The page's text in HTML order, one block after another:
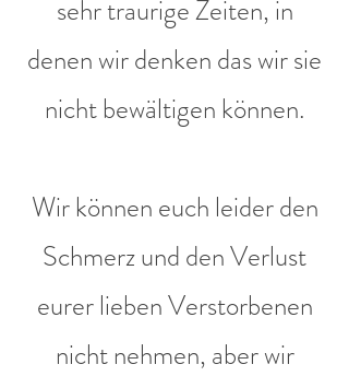
sehr traurige Zeiten, in
denen wir denken das wir sie
nicht bewältigen können.
Wir können euch leider den
Schmerz und den Verlust
eurer lieben Verstorbenen
nicht nehmen, aber wir